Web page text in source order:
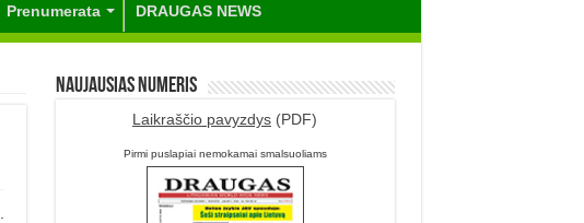
Prenumerata DRAUGAS NEWS
Naujausias numeris
Laikraščio pavyzdys (PDF)
Pirmi puslapiai nemokamai smalsuoliams